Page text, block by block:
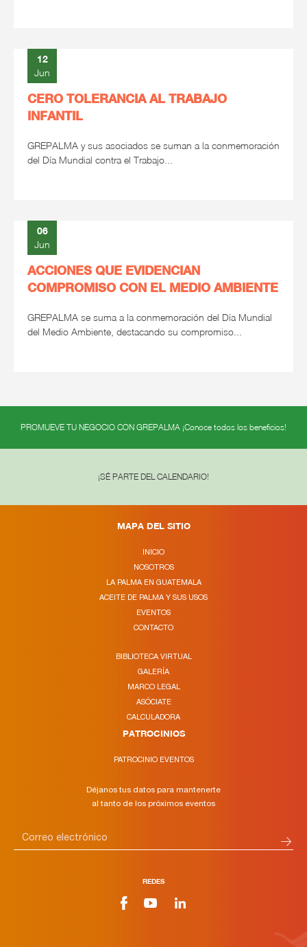
12
Jun
CERO TOLERANCIA AL TRABAJO
INFANTIL
GREPALMA y sus asociados se suman a la conmemoración
del Día Mundial contra el Trabajo...
06
Jun
ACCIONES QUE EVIDENCIAN
COMPROMISO CON EL MEDIO AMBIENTE
GREPALMA se suma a la conmemoración del Día Mundial
del Medio Ambiente, destacando su compromiso...
PROMUEVE TU NEGOCIO CON GREPALMA ¡Conoce todos los beneficios!
¡SÉ PARTE DEL CALENDARIO!
MAPA DEL SITIO
INICIO
NOSOTROS
LA PALMA EN GUATEMALA
ACEITE DE PALMA Y SUS USOS
EVENTOS
CONTACTO
BIBLIOTECA VIRTUAL
GALERÍA
MARCO LEGAL
ASÓCIATE
CALCULADORA
PATROCINIOS
PATROCINIO EVENTOS
Déjanos tus datos para mantenerte
al tanto de los próximos eventos
REDES